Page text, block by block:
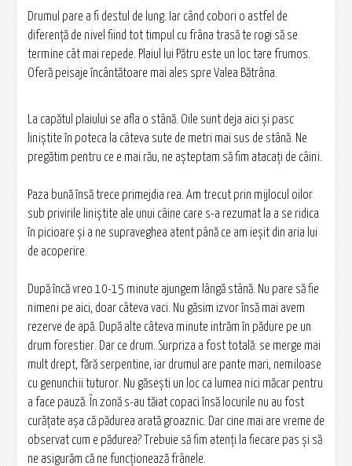
Drumul pare a fi destul de lung. Iar când cobori o astfel de
diferenţă de nivel fiind tot timpul cu frâna trasă te rogi să se
termine cât mai repede. Plaiul lui Pătru este un loc tare frumos.
Oferă peisaje încântătoare mai ales spre Valea Bătrâna.
La capătul plaiului se afla o stână. Oile sunt deja aici şi pasc
liniştite în poteca la câteva sute de metri mai sus de stână. Ne
pregătim pentru ce e mai rău, ne aşteptam să fim atacaţi de câini.
Paza bună însă trece primejdia rea. Am trecut prin mijlocul oilor
sub privirile liniştite ale unui câine care s-a rezumat la a se ridica
în picioare şi a ne supraveghea atent până ce am ieşit din aria lui
de acoperire.
După încă vreo 10-15 minute ajungem lângă stână. Nu pare să fie
nimeni pe aici, doar câteva vaci. Nu găsim izvor însă mai avem
rezerve de apă. După alte câteva minute intrăm în pădure pe un
drum forestier. Dar ce drum..Surpriza a fost totală: se merge mai
mult drept, fără serpentine, iar drumul are pante mari, nemiloase
cu genunchii tuturor. Nu găseşti un loc ca lumea nici măcar pentru
a face pauză. În zonă s-au tăiat copaci însă locurile nu au fost
curăţate aşa că pădurea arată groaznic. Dar cine mai are vreme de
observat cum e pădurea? Trebuie să fim atenţi la fiecare pas şi să
ne asigurăm că ne funcţionează frânele.